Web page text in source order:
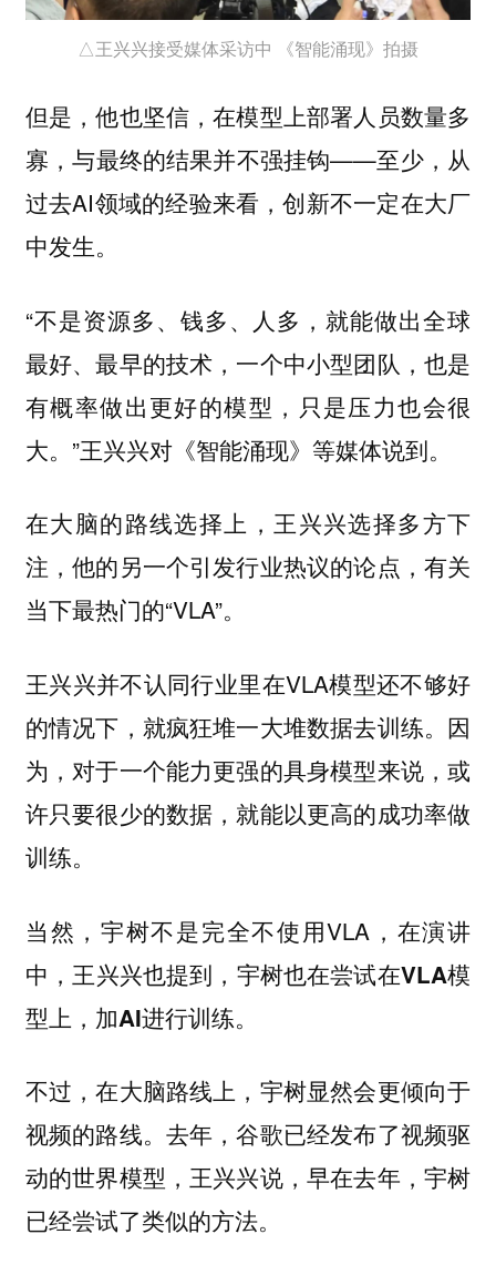
△王兴兴接受媒体采访中 《智能涌现》拍摄
但是，他也坚信，在模型上部署人员数量多
寡，与最终的结果并不强挂钩——至少，从
过去AI领域的经验来看，创新不一定在大厂
中发生。
“不是资源多、钱多、人多，就能做出全球
最好、最早的技术，一个中小型团队，也是
有概率做出更好的模型，只是压力也会很
大。”王兴兴对《智能涌现》等媒体说到。
在大脑的路线选择上，王兴兴选择多方下
注，他的另一个引发行业热议的论点，有关
当下最热门的“VLA”。
王兴兴并不认同行业里在VLA模型还不够好
的情况下，就疯狂堆一大堆数据去训练。因
为，对于一个能力更强的具身模型来说，或
许只要很少的数据，就能以更高的成功率做
训练。
当然，宇树不是完全不使用VLA，在演讲
中，王兴兴也提到， 宇树也在尝试在VLA模
型上，加AI进行训练。
不过，在大脑路线上，宇树显然会更倾向于
视频的路线。去年，谷歌已经发布了视频驱
动的世界模型，王兴兴说，早在去年，宇树
已经尝试了类似的方法。